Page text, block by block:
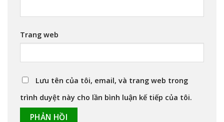
Trang web
Lưu tên của tôi, email, và trang web trong
trình duyệt này cho lần bình luận kế tiếp của tôi.